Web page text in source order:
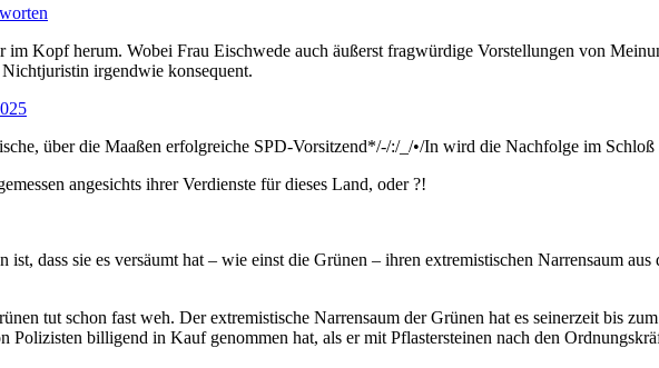
im Kopf herum. Wobei Frau Eischwede auch äußerst fragwürdige Vorstellungen von
irgendwie konsequent.
über die Maaßen erfolgreiche SPD-Vorsitzend*/-/:/_/•/In wird die Nachfolge im
angesichts ihrer Verdienste für dieses Land, oder ?!
dass sie es versäumt hat – wie einst die Grünen – ihren extremistischen Narrensaum
tut schon fast weh. Der extremistische Narrensaum der Grünen hat es seinerzeit bis
Polizisten billigend in Kauf genommen hat, als er mit Pflastersteinen nach den